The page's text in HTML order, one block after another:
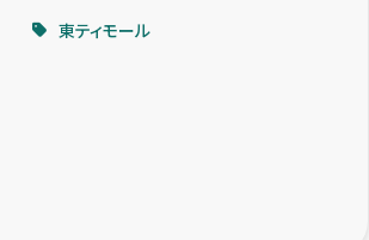
ガザ地区
東ティモール